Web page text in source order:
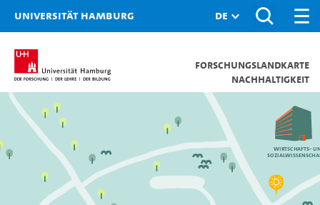
Universität Hamburg
Forschungslandkarte
Nachhaltigkeit
Wirtschafts-